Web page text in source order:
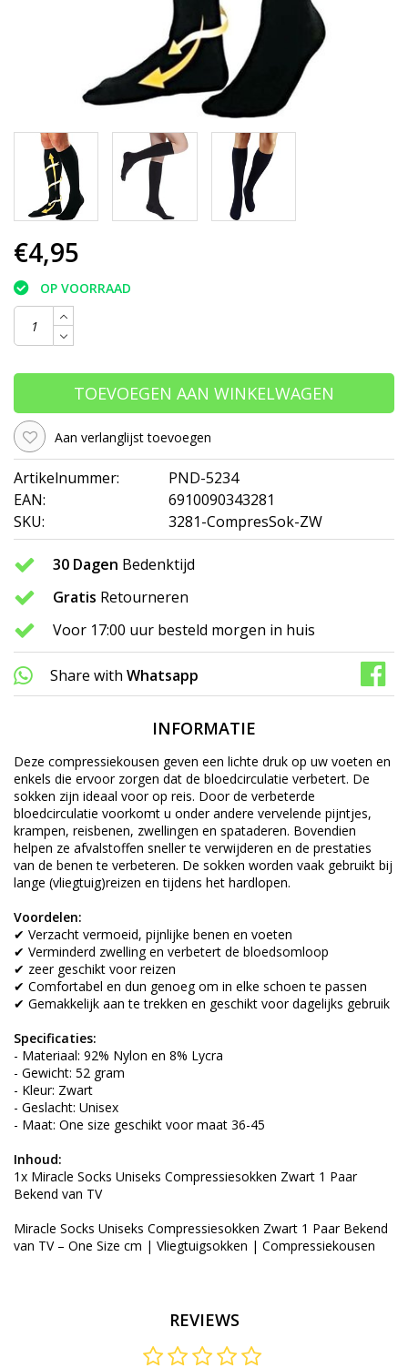
€4,95
OP VOORRAAD
TOEVOEGEN AAN WINKELWAGEN
Aan verlanglijst toevoegen
Artikelnummer:
PND-5234
EAN:
6910090343281
SKU:
3281-CompresSok-ZW
30 Dagen Bedenktijd
Gratis Retourneren
Voor 17:00 uur besteld morgen in huis
Share with Whatsapp
INFORMATIE
Deze compressiekousen geven een lichte druk op uw voeten en
enkels die ervoor zorgen dat de bloedcirculatie verbetert. De
sokken zijn ideaal voor op reis. Door de verbeterde
bloedcirculatie voorkomt u onder andere vervelende pijntjes,
krampen, reisbenen, zwellingen en spataderen. Bovendien
helpen ze afvalstoffen sneller te verwijderen en de prestaties
van de benen te verbeteren. De sokken worden vaak gebruikt bij
lange (vliegtuig)reizen en tijdens het hardlopen.
Voordelen:
✔ Verzacht vermoeid, pijnlijke benen en voeten
✔ Verminderd zwelling en verbetert de bloedsomloop
✔ zeer geschikt voor reizen
✔ Comfortabel en dun genoeg om in elke schoen te passen
✔ Gemakkelijk aan te trekken en geschikt voor dagelijks gebruik
Specificaties:
- Materiaal: 92% Nylon en 8% Lycra
- Gewicht: 52 gram
- Kleur: Zwart
- Geslacht: Unisex
- Maat: One size geschikt voor maat 36-45
Inhoud:
1x Miracle Socks Uniseks Compressiesokken Zwart 1 Paar
Bekend van TV
Miracle Socks Uniseks Compressiesokken Zwart 1 Paar Bekend
van TV – One Size cm | Vliegtuigsokken | Compressiekousen
REVIEWS